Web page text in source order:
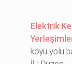
Elektrik
köyü yolu